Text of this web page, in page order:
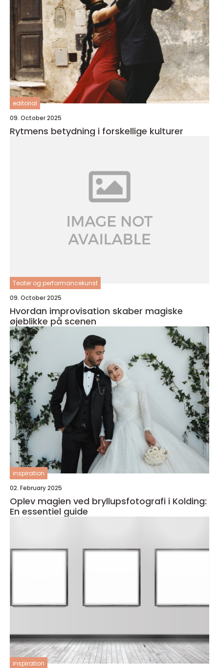
editorial
09. October 2025
Rytmens betydning i forskellige kulturer
Teater og performancekunst
09. October 2025
Hvordan improvisation skaber magiske
øjeblikke på scenen
inspiration
02. February 2025
Oplev magien ved bryllupsfotografi i Kolding:
En essentiel guide
inspiration